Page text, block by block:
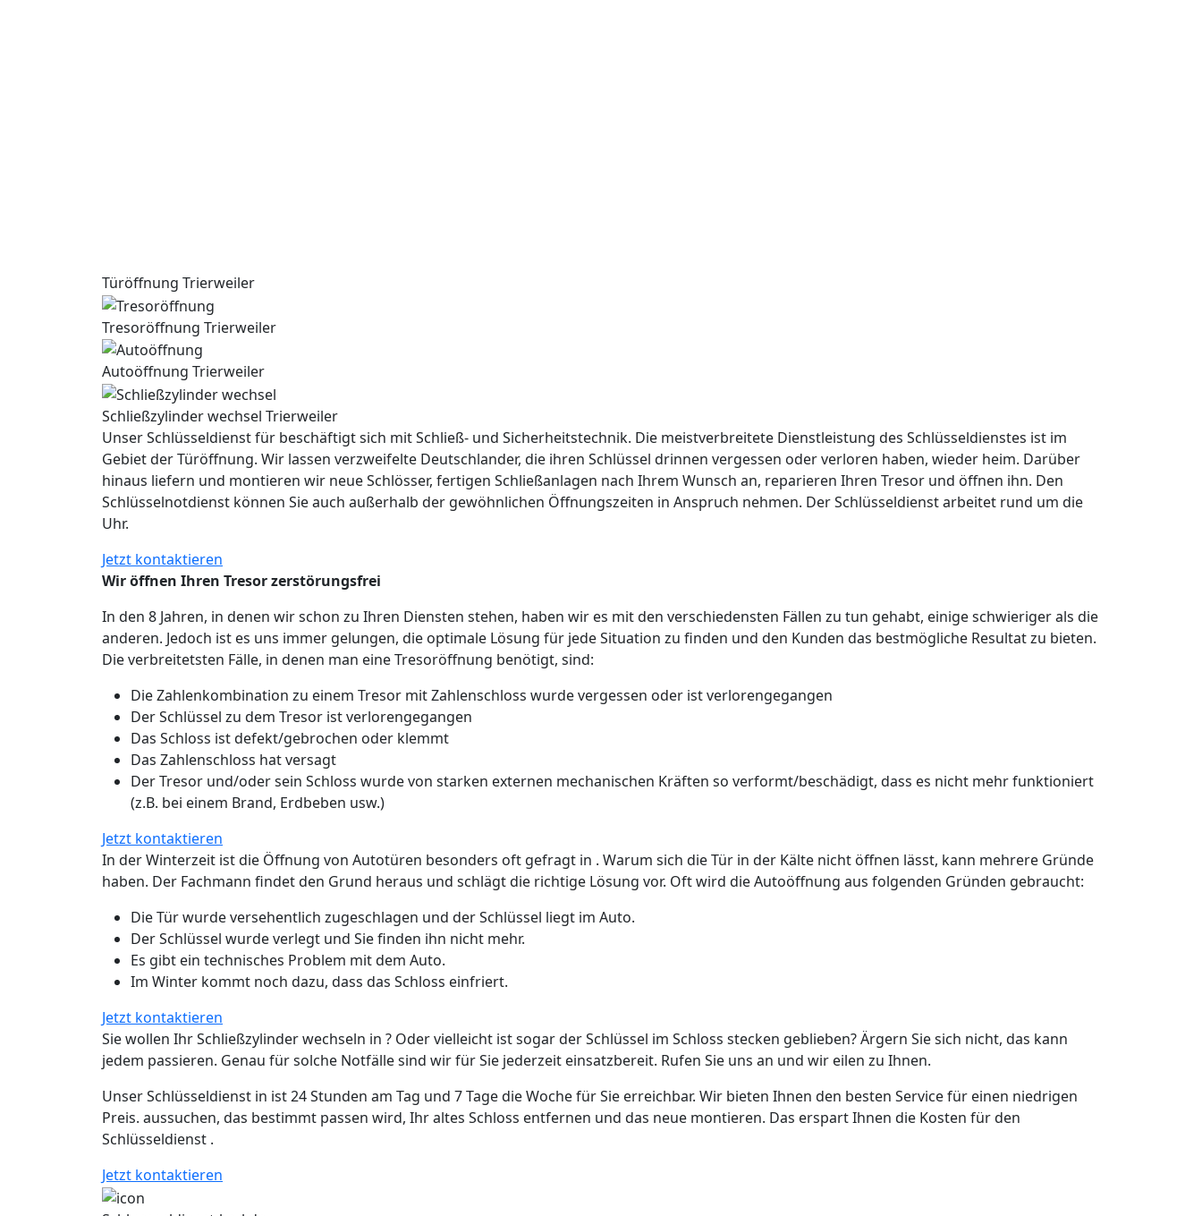
Türöffnung Trierweiler
Tresoröffnung Trierweiler
Autoöffnung Trierweiler
Schließzylinder wechsel Trierweiler
Unser Schlüsseldienst für beschäftigt sich mit Schließ- und Sicherheitstechnik. Die meistverbreitete Dienstleistung des Schlüsseldienstes ist im
Gebiet der Türöffnung. Wir lassen verzweifelte Deutschlander, die ihren Schlüssel drinnen vergessen oder verloren haben, wieder heim. Darüber
hinaus liefern und montieren wir neue Schlösser, fertigen Schließanlagen nach Ihrem Wunsch an, reparieren Ihren Tresor und öffnen ihn. Den
Schlüsselnotdienst können Sie auch außerhalb der gewöhnlichen Öffnungszeiten in Anspruch nehmen. Der Schlüsseldienst arbeitet rund um die
Uhr.
Jetzt kontaktieren
Wir öffnen Ihren Tresor zerstörungsfrei
In den 8 Jahren, in denen wir schon zu Ihren Diensten stehen, haben wir es mit den verschiedensten Fällen zu tun gehabt, einige schwieriger als die
anderen. Jedoch ist es uns immer gelungen, die optimale Lösung für jede Situation zu finden und den Kunden das bestmögliche Resultat zu bieten.
Die verbreitetsten Fälle, in denen man eine Tresoröffnung benötigt, sind:
Die Zahlenkombination zu einem Tresor mit Zahlenschloss wurde vergessen oder ist verlorengegangen
Der Schlüssel zu dem Tresor ist verlorengegangen
Das Schloss ist defekt/gebrochen oder klemmt
Das Zahlenschloss hat versagt
Der Tresor und/oder sein Schloss wurde von starken externen mechanischen Kräften so verformt/beschädigt, dass es nicht mehr funktioniert
(z.B. bei einem Brand, Erdbeben usw.)
Jetzt kontaktieren
In der Winterzeit ist die Öffnung von Autotüren besonders oft gefragt in . Warum sich die Tür in der Kälte nicht öffnen lässt, kann mehrere Gründe
haben. Der Fachmann findet den Grund heraus und schlägt die richtige Lösung vor. Oft wird die Autoöffnung aus folgenden Gründen gebraucht:
Die Tür wurde versehentlich zugeschlagen und der Schlüssel liegt im Auto.
Der Schlüssel wurde verlegt und Sie finden ihn nicht mehr.
Es gibt ein technisches Problem mit dem Auto.
Im Winter kommt noch dazu, dass das Schloss einfriert.
Jetzt kontaktieren
Sie wollen Ihr Schließzylinder wechseln in ? Oder vielleicht ist sogar der Schlüssel im Schloss stecken geblieben? Ärgern Sie sich nicht, das kann
jedem passieren. Genau für solche Notfälle sind wir für Sie jederzeit einsatzbereit. Rufen Sie uns an und wir eilen zu Ihnen.
Unser Schlüsseldienst in ist 24 Stunden am Tag und 7 Tage die Woche für Sie erreichbar. Wir bieten Ihnen den besten Service für einen niedrigen
Preis. aussuchen, das bestimmt passen wird, Ihr altes Schloss entfernen und das neue montieren. Das erspart Ihnen die Kosten für den
Schlüsseldienst .
Jetzt kontaktieren